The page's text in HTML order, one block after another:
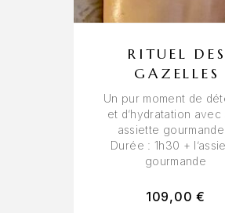
RITUEL DES
GAZELLES
Un pur moment de
et d’hydratation avec
assiette
Durée : 1h30 +
gourmande
109,00€
du
En
vos
votre